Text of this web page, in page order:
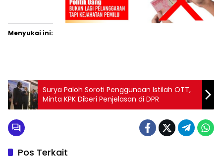
Menyukai ini:
Surya Paloh Soroti Penggunaan Istilah OTT,
Minta KPK Diberi Penjelasan di DPR
Pos Terkait